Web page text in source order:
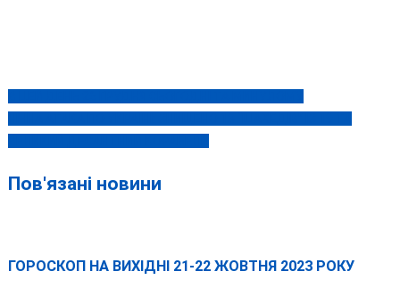
Навігація
записів
Пов'язані новини
ГОРОСКОП НА ВИХІДНІ 21-22 ЖОВТНЯ 2023 РОКУ